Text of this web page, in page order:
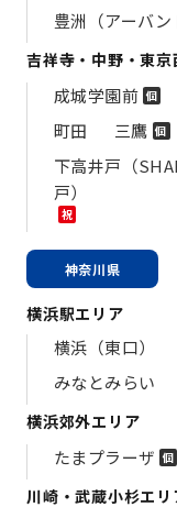
豊洲（アーバン
吉祥寺・中野・東
成城学園前 個
町田
三鷹 個
下高井戸（
戸）
祝
神奈川県
横浜駅エリア
横浜（東口）
みなとみらい
横浜郊外エリア
たまプラーザ 個
川崎・武蔵小杉エリ